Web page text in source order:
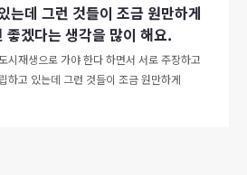
는데 그런 것들이 조금 원만하게
좋겠다는 생각을 많이 해요.
시재생으로 가야 한다 하면서 서로 주장하고
하고 있는데 그런 것들이 조금 원만하게